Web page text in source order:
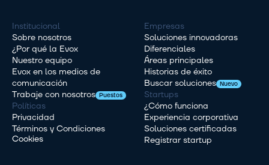
Institucional
Sobre nosotros
¿Por qué la Evox
Nuestro equipo
Evox en los medios de
comunicación
Trabaje con nosotros Puestos
Políticas
Privacidad
Términos y Condiciones
Cookies
Empresas
Soluciones innovadoras
Diferenciales
Áreas principales
Historias de éxito
Buscar soluciones Nuevo
Startups
¿Cómo funciona
Experiencia corporativa
Soluciones certificadas
Registrar startup